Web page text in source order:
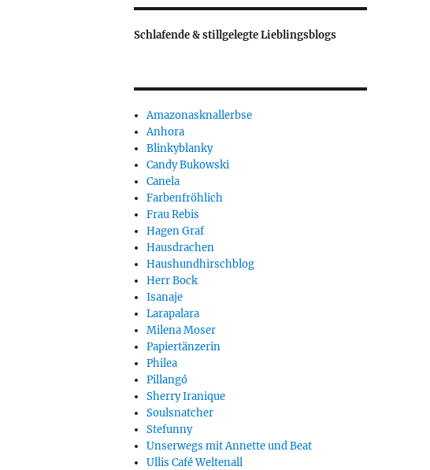
Schlafende & stillgelegte Lieblingsblogs
Amazonasknallerbse
Anhora
Blinkyblanky
Candy Bukowski
Canela
Farbenfröhlich
Frau Rebis
Hagen Graf
Hausdrachen
Haushundhirschblog
Herr Bock
Isanaje
Larapalara
Milena Moser
Papiertänzerin
Philea
Pillangó
Sherry Iranique
Soulsnatcher
Stefunny
Unserwegs mit Annette und Beat
Ullis Café Weltenall